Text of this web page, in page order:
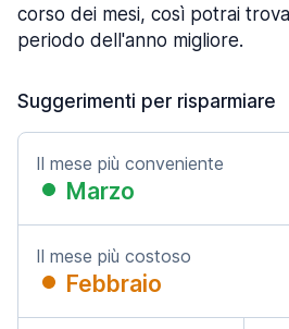
corso dei mesi, così potrai
periodo dell'anno migliore.
Suggerimenti per risparmiare
Il mese più conveniente
Marzo
Il mese più costoso
Febbraio